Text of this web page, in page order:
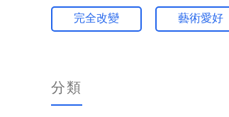
完全改變 藝術愛好
分類